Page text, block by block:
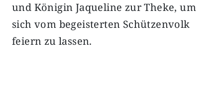
und Königin Jaqueline zur Theke, um
sich vom begeisterten Schützenvolk
feiern zu lassen.